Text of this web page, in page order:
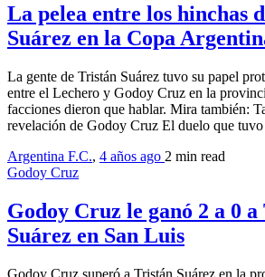
La pelea entre los hinchas
Suárez en la Copa
La gente de Tristán Suárez tuvo su papel
entre el Lechero y Godoy Cruz en la
facciones dieron que hablar. Mira también:
revelación de Godoy Cruz El duelo que
Argentina F.C., 4 años ago 2 min read
Godoy Cruz
Godoy Cruz le ganó 2 a 0
Suárez en San Luis
Godoy Cruz superó a Tristán Suárez en la